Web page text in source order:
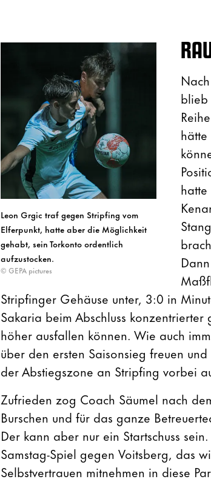
Leon Grgic traf gegen Stripfing vom
Elferpunkt, hatte aber die Möglichkeit
gehabt, sein Torkonto ordentlich
aufzustocken.
© GEPA pictures
blieb
Stripfinger Gehäuse unter, 3:0 in
Sakaria beim Abschluss
höher ausfallen können. Wie auch
über den ersten Saisonsieg freuen
der Abstiegszone an Stripfing vorbei
Zufrieden zog Coach Säumel nach
Burschen und für das ganze
Der kann aber nur ein Startschuss
Samstag-Spiel gegen Voitsberg, das
Selbstvertrauen mitnehmen in diese